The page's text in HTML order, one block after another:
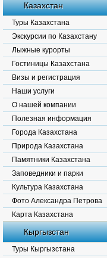
Казахстан
Туры Казахстана
Экскурсии по Казахстану
Лыжные курорты
Гостиницы Казахстана
Визы и регистрация
Наши услуги
О нашей компании
Полезная информация
Города Казахстана
Природа Казахстана
Памятники Казахстана
Заповедники и парки
Культура Казахстана
Фото Александра Петрова
Карта Казахстана
Кыргызстан
Туры Кыргызстана